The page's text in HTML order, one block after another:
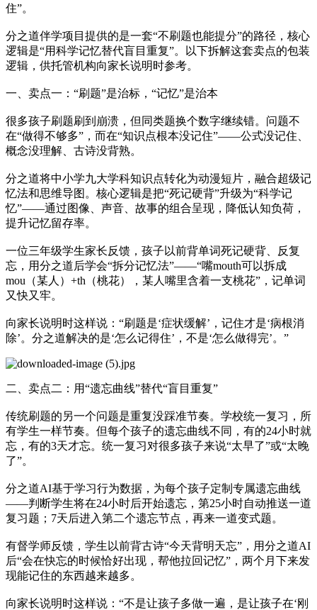
住”。
分之道伴学项目提供的是一套“不刷题也能提分”的路径，核心
逻辑是“用科学记忆替代盲目重复”。以下拆解这套卖点的包装
逻辑，供托管机构向家长说明时参考。
一、卖点一：“刷题”是治标，“记忆”是治本
很多孩子刷题刷到崩溃，但同类题换个数字继续错。问题不
在“做得不够多”，而在“知识点根本没记住”——公式没记住、
概念没理解、古诗没背熟。
分之道将中小学九大学科知识点转化为动漫短片，融合超级记
忆法和思维导图。核心逻辑是把“死记硬背”升级为“科学记
忆”——通过图像、声音、故事的组合呈现，降低认知负荷，
提升记忆留存率。
一位三年级学生家长反馈，孩子以前背单词死记硬背、反复
忘，用分之道后学会“拆分记忆法”——“嘴mouth可以拆成
mou（某人）+th（桃花），某人嘴里含着一支桃花”，记单词
又快又牢。
向家长说明时这样说：“刷题是‘症状缓解’，记住才是‘病根消
除’。分之道解决的是‘怎么记得住’，不是‘怎么做得完’。”
二、卖点二：用“遗忘曲线”替代“盲目重复”
传统刷题的另一个问题是重复没踩准节奏。学校统一复习，所
有学生一样节奏。但每个孩子的遗忘曲线不同，有的24小时就
忘，有的3天才忘。统一复习对很多孩子来说“太早了”或“太晚
了”。
分之道AI基于学习行为数据，为每个孩子定制专属遗忘曲线
——判断学生将在24小时后开始遗忘，第25小时自动推送一道
复习题；7天后进入第二个遗忘节点，再来一道变式题。
有督学师反馈，学生以前背古诗“今天背明天忘”，用分之道AI
后“会在快忘的时候恰好出现，帮他拉回记忆”，两个月下来发
现能记住的东西越来越多。
向家长说明时这样说：“不是让孩子多做一遍，是让孩子在‘刚